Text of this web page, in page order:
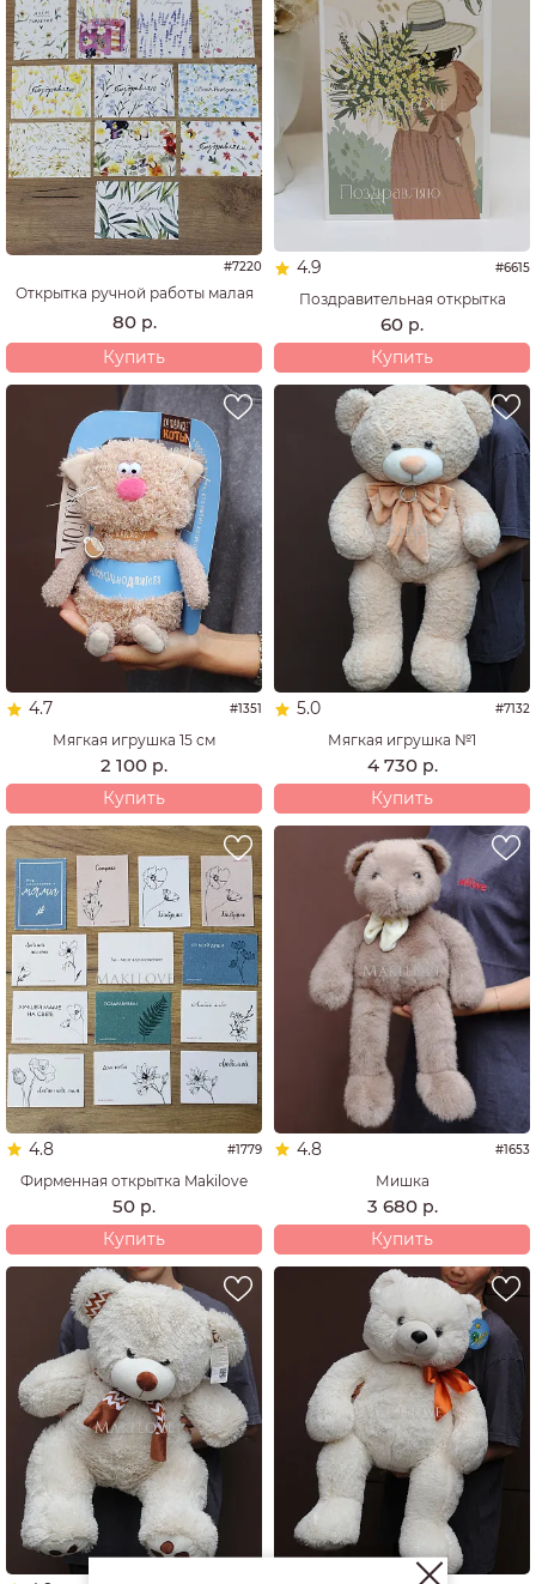
#7220
Открытка ручной работы малая
80 р.
Купить
4.9 #6615
Поздравительная открытка
60 р.
Купить
4.7 #1351
Мягкая игрушка 15 см
2 100 р.
Купить
5.0 #7132
Мягкая игрушка №1
4 730 р.
Купить
4.8 #1779
Фирменная открытка Makilove
50 р.
Купить
4.8 #1653
Мишка
3 680 р.
Купить